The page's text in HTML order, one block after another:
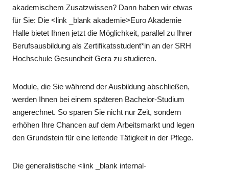
akademischem Zusatzwissen? Dann haben wir etwas
für Sie: Die <link _blank akademie>Euro Akademie
Halle bietet Ihnen jetzt die Möglichkeit, parallel zu Ihrer
Berufsausbildung als Zertifikatsstudent*in an der SRH
Hochschule Gesundheit Gera zu studieren.
Module, die Sie während der Ausbildung abschließen,
werden Ihnen bei einem späteren Bachelor-Studium
angerechnet. So sparen Sie nicht nur Zeit, sondern
erhöhen Ihre Chancen auf dem Arbeitsmarkt und legen
den Grundstein für eine leitende Tätigkeit in der Pflege.
Die generalistische <link _blank internal-